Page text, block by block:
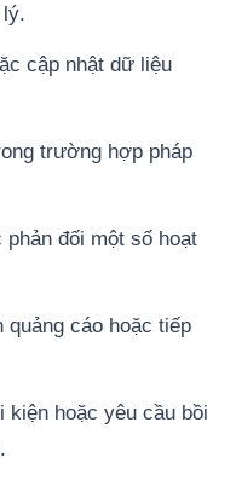
cập nhật dữ liệu
trường hợp pháp
phản đối một số hoạt
quảng cáo hoặc tiếp
kiện hoặc yêu cầu bồi